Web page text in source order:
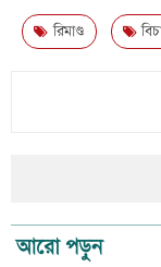
রিমাণ্ড
আরো পড়ুন